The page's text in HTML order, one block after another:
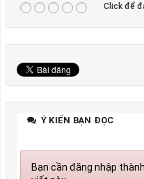
Click để
Ý KIẾN BẠN ĐỌC
Bạn cần đăng nhập